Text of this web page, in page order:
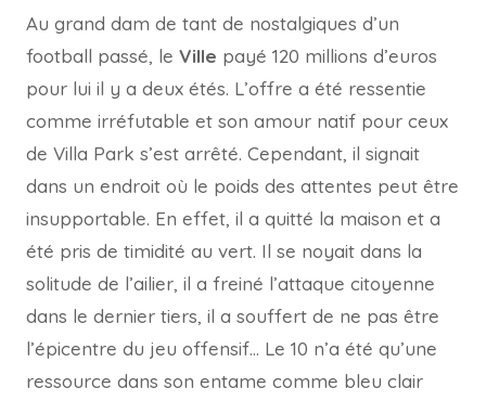
Au grand dam de tant de nostalgiques d’un
football passé, le Ville payé 120 millions d’euros
pour lui il y a deux étés. L’offre a été ressentie
comme irréfutable et son amour natif pour ceux
de Villa Park s’est arrêté. Cependant, il signait
dans un endroit où le poids des attentes peut être
insupportable. En effet, il a quitté la maison et a
été pris de timidité au vert. Il se noyait dans la
solitude de l’ailier, il a freiné l’attaque citoyenne
dans le dernier tiers, il a souffert de ne pas être
l’épicentre du jeu offensif… Le 10 n’a été qu’une
ressource dans son entame comme bleu clair